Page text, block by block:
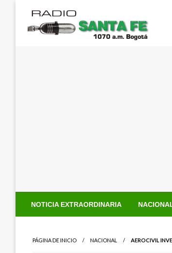
contenido
NOTICIA EXTRAORDINARIA
PÁGINA DE INICIO NACIONAL AEROCIVIL